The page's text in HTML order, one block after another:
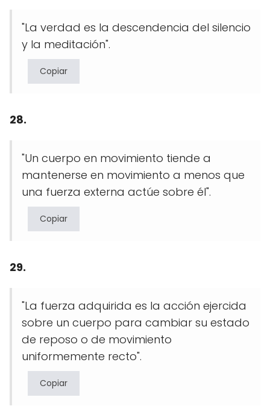
"La verdad es la descendencia del silencio
y la meditación".
Copiar
28.
"Un cuerpo en movimiento tiende a
mantenerse en movimiento a menos que
una fuerza externa actúe sobre él".
Copiar
29.
"La fuerza adquirida es la acción ejercida
sobre un cuerpo para cambiar su estado
de reposo o de movimiento
uniformemente recto".
Copiar